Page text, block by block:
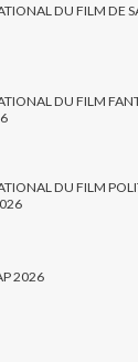
DU FILM DE
DU FILM
DU FILM
2026